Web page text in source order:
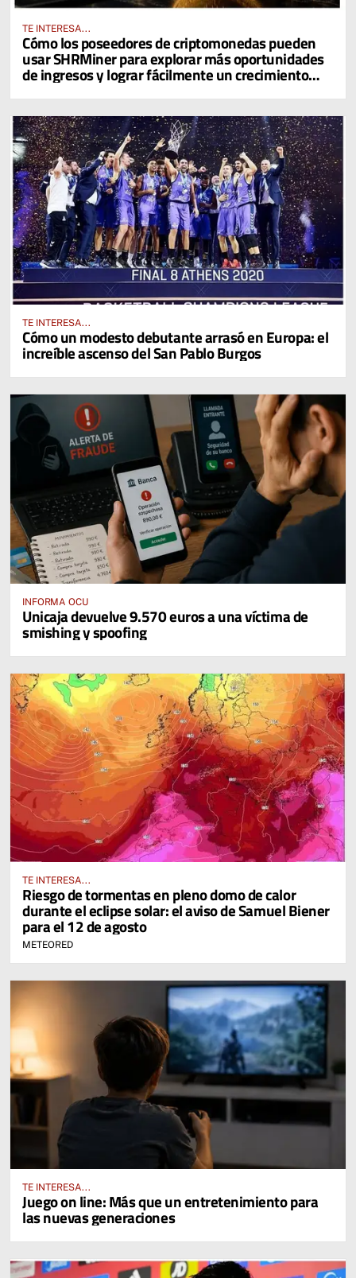
TE INTERESA...
Cómo los poseedores de criptomonedas pueden
usar SHRMiner para explorar más oportunidades
de ingresos y lograr fácilmente un crecimiento
diario del 4% en sus activos digitales
TE INTERESA...
Cómo un modesto debutante arrasó en Europa: el
increíble ascenso del San Pablo Burgos
INFORMA OCU
Unicaja devuelve 9.570 euros a una víctima de
smishing y spoofing
TE INTERESA...
Riesgo de tormentas en pleno domo de calor
durante el eclipse solar: el aviso de Samuel Biener
para el 12 de agosto
METEORED
TE INTERESA...
Juego on line: Más que un entretenimiento para
las nuevas generaciones